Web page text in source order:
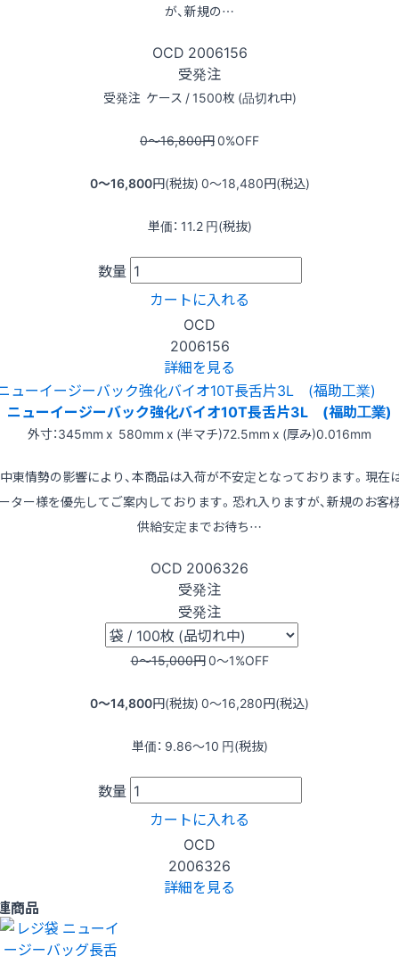
が、新規の…
OCD 2006156
受発注
受発注 ケース / 1500枚 (品切れ中)
0〜16,800円0%OFF
0〜16,800円(税抜) 0〜18,480円(税込)
単価： 11.2 円(税抜)
数量
カートに入れる
OCD
2006156
詳細を見る
ニューイージーバック強化バイオ10T長舌片3L (福助工業)
外寸：345mm x 580mm x (半マチ)72.5mm x (厚み)0.016mm
東情勢の影響により、本商品は入荷が不安定となっております。現在
ター様を優先してご案内しております。恐れ入りますが、新規のお客
供給安定までお待ち…
OCD 2006326
受発注
受発注
0〜15,000円0〜1%OFF
0〜14,800円(税抜) 0〜16,280円(税込)
単価： 9.86〜10 円(税抜)
数量
カートに入れる
OCD
2006326
詳細を見る
商品